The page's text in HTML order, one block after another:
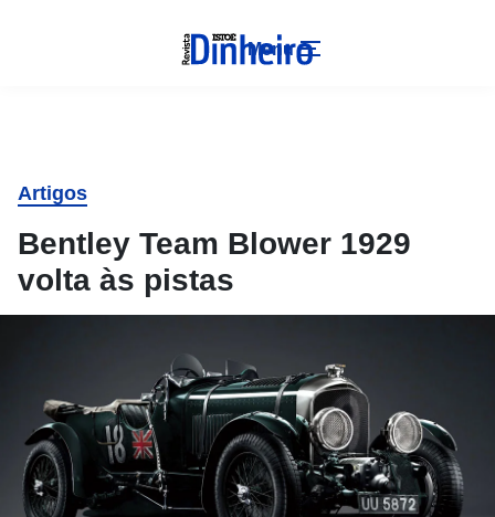
Menu
Artigos
Bentley Team Blower 1929
volta às pistas